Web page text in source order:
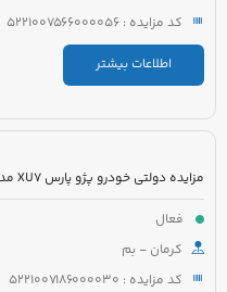
کد مزایده : 5221007566000056
اطلاعات بیشتر
فعال
کرمان - بم
کد مزایده : 5221007186000030